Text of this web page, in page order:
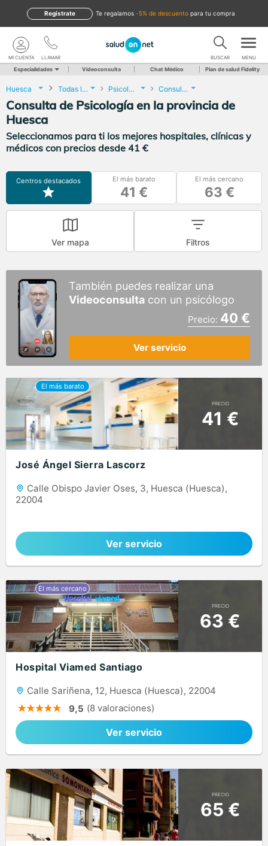
te regalamos -5% de descuento para tu compra
Regístrate
LLAMAR
MI CUENTA BUSCAR MENU
Especialidades Videoconsulta Chat Médico Plan de salud Fidelity
Huesca Todas las localidades Psicología Consulta de Psicología
Consulta de Psicología en la provincia de
Huesca
Seleccionamos para ti los mejores hospitales, clínicas y
médicos con precios desde 41 €
Centros destacados El más barato
41 €
El más cercano
63 €
Ver mapa Filtros
También puedes realizar una
Videoconsulta con un psicólogo
Precio: 40 €
Ver servicio
PRECIO
41 €
José Ángel Sierra Lascorz
Calle Obispo Javier Oses, 3, Huesca (Huesca),
22004
Ver servicio
PRECIO
63 €
Hospital Viamed Santiago
Calle Sariñena, 12, Huesca (Huesca), 22004
9,5 (8 valoraciones)
Ver servicio
PRECIO
65 €